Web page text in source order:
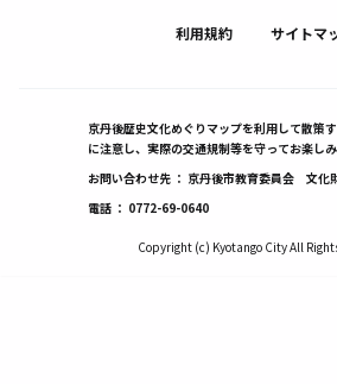
利用規約 サイトマ
京丹後歴史文化めぐりマップを利用して散策
に注意し、実際の交通規制等を守ってお楽しみ
お問い合わせ先 ： 京丹後市教育委員会 文化
電話 ： 0772-69-0640
Copyright (c) Kyotango City All